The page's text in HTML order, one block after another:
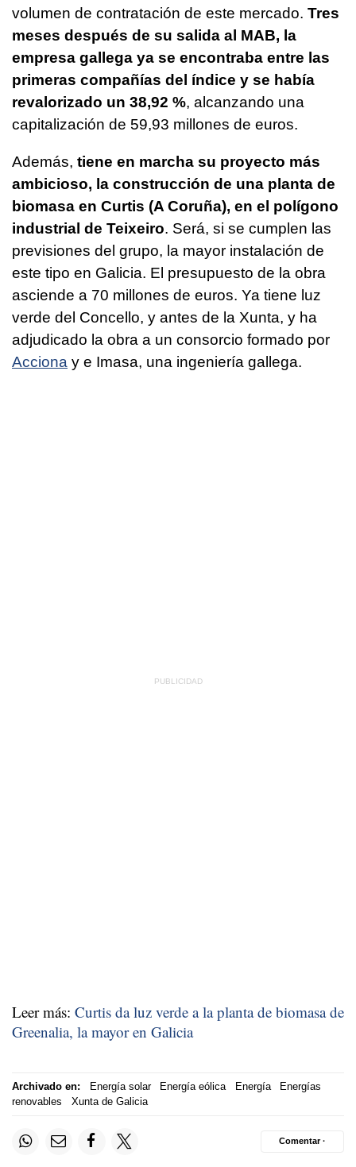
volumen de contratación de este mercado. Tres
meses después de su salida al MAB, la
empresa gallega ya se encontraba entre las
primeras compañías del índice y se había
revalorizado un 38,92 %, alcanzando una
capitalización de 59,93 millones de euros.
Además, tiene en marcha su proyecto más
ambicioso, la construcción de una planta de
biomasa en Curtis (A Coruña), en el polígono
industrial de Teixeiro. Será, si se cumplen las
previsiones del grupo, la mayor instalación de
este tipo en Galicia. El presupuesto de la obra
asciende a 70 millones de euros. Ya tiene luz
verde del Concello, y antes de la Xunta, y ha
adjudicado la obra a un consorcio formado por
Acciona y e Imasa, una ingeniería gallega.
Leer más: Curtis da luz verde a la planta de biomasa de
Greenalia, la mayor en Galicia
Archivado en: Energía solar Energía eólica Energía
Energías
renovables
Xunta de Galicia
Comentar ·